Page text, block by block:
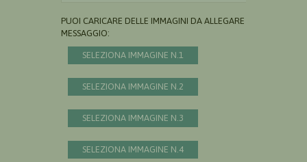
PUOI CARICARE DELLE IMMAGINI DA ALLEGARE AL
MESSAGGIO:
SELEZIONA IMMAGINE N.1
SELEZIONA IMMAGINE N.2
SELEZIONA IMMAGINE N.3
SELEZIONA IMMAGINE N.4